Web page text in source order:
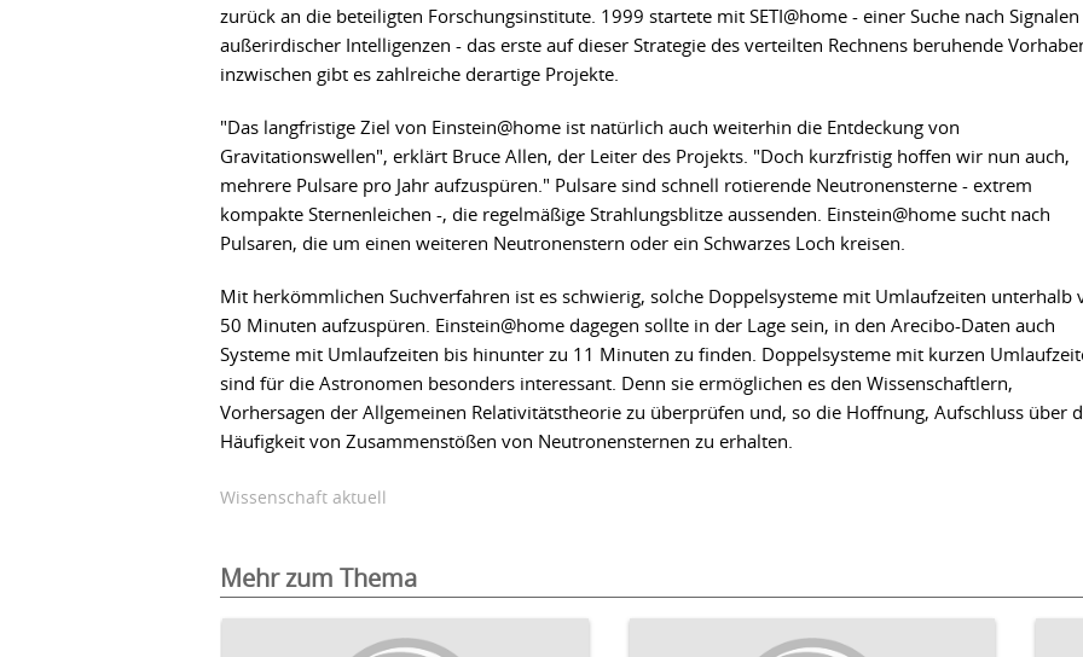
zurück an die beteiligten Forschungsinstitute. 1999 startete mit SETI@home - einer Suche nach Signalen
außerirdischer Intelligenzen - das erste auf dieser Strategie des verteilten Rechnens beruhende
inzwischen gibt es zahlreiche derartige Projekte.
"Das langfristige Ziel von Einstein@home ist natürlich auch weiterhin die Entdeckung von
Gravitationswellen", erklärt Bruce Allen, der Leiter des Projekts. "Doch kurzfristig hoffen wir nun auch,
mehrere Pulsare pro Jahr aufzuspüren." Pulsare sind schnell rotierende Neutronensterne - extrem
kompakte Sternenleichen -, die regelmäßige Strahlungsblitze aussenden. Einstein@home sucht nach
Pulsaren, die um einen weiteren Neutronenstern oder ein Schwarzes Loch kreisen.
Mit herkömmlichen Suchverfahren ist es schwierig, solche Doppelsysteme mit Umlaufzeiten unterhalb
50 Minuten aufzuspüren. Einstein@home dagegen sollte in der Lage sein, in den Arecibo-Daten auch
Systeme mit Umlaufzeiten bis hinunter zu 11 Minuten zu finden. Doppelsysteme mit kurzen
sind für die Astronomen besonders interessant. Denn sie ermöglichen es den Wissenschaftlern,
Vorhersagen der Allgemeinen Relativitätstheorie zu überprüfen und, so die Hoffnung, Aufschluss über
Häufigkeit von Zusammenstößen von Neutronensternen zu erhalten.
Wissenschaft aktuell
Mehr zum Thema